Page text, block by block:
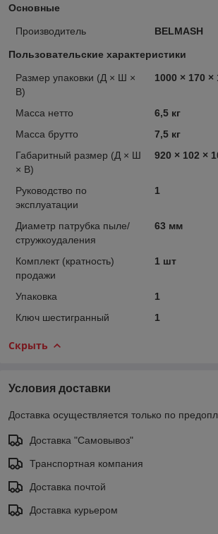
Основные
Производитель BELMASH
Пользовательские характеристики
Размер упаковки (Д × Ш ×
В)
1000 × 170
Масса нетто
6,5 кг
Масса брутто
7,5 кг
Габаритный размер (Д × Ш
× В)
920 × 102 ×
Руководство по
эксплуатации
1
Диаметр патрубка пыле/
стружкоудаления
63 мм
Комплект (кратность)
продажи
1 шт
Упаковка
1
Ключ шестигранный
1
Скрыть
Условия доставки
Доставка осуществляется только по
Доставка "Самовывоз"
Транспортная компания
Доставка почтой
Доставка курьером